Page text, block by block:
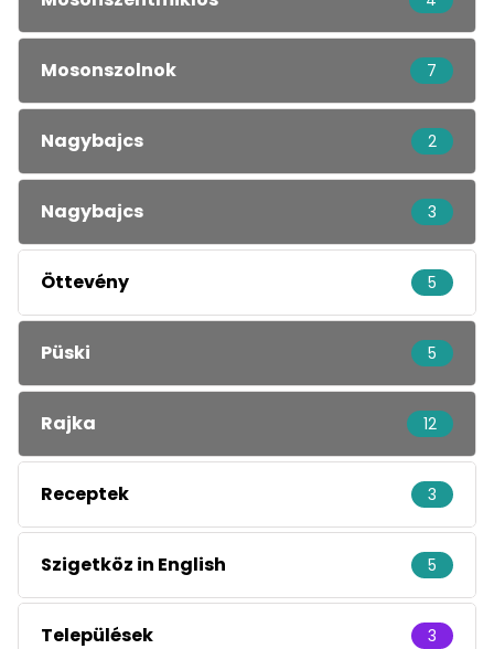
Mosonszolnok 7
Nagybajcs 2
Nagybajcs 3
Öttevény 5
Püski 5
Rajka 12
Receptek 3
Szigetköz in English 5
Települések 3